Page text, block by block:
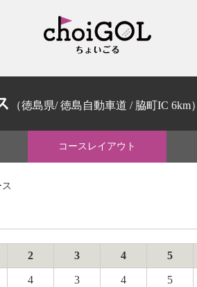
（徳島県/ 徳島自動車道 / 脇町IC 6km）
コース レイアウト
2 3 4 5
4 3 4 5